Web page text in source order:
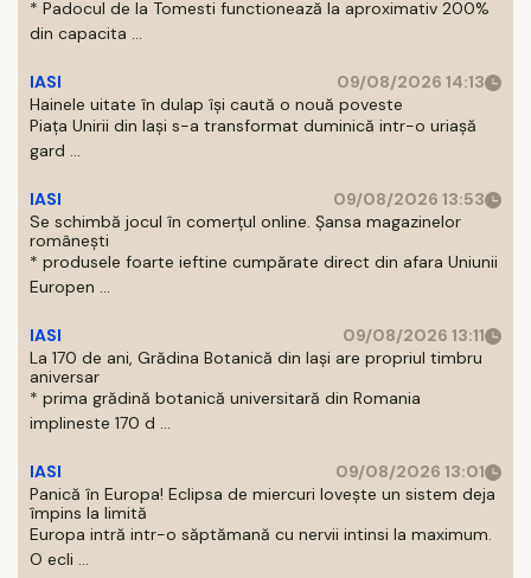
* Padocul de la Tomesti functionează la aproximativ 200%
din capacita ...
IASI
09/08/2026 14:13
Hainele uitate în dulap îşi caută o nouă poveste
Piaţa Unirii din Iaşi s-a transformat duminică intr-o uriaşă
gard ...
IASI
09/08/2026 13:53
Se schimbă jocul în comerțul online. Șansa magazinelor
românești
* produsele foarte ieftine cumpărate direct din afara Uniunii
Europen ...
IASI
09/08/2026 13:11
La 170 de ani, Grădina Botanică din Iași are propriul timbru
aniversar
* prima grădină botanică universitară din Romania
implineste 170 d ...
IASI
09/08/2026 13:01
Panică în Europa! Eclipsa de miercuri lovește un sistem deja
împins la limită
Europa intră intr-o săptămană cu nervii intinsi la maximum.
O ecli ...